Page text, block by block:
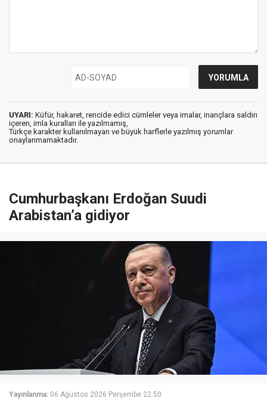
UYARI: Küfür, hakaret, rencide edici cümleler veya imalar, inançlara saldırı
içeren, imla kuralları ile yazılmamış,
Türkçe karakter kullanılmayan ve büyük harflerle yazılmış yorumlar
onaylanmamaktadır.
Cumhurbaşkanı Erdoğan Suudi
Arabistan’a gidiyor
Yayınlanma: 06 Ağustos 2026 Perşembe 22:50